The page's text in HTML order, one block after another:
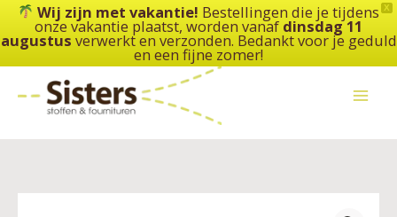
X
Wij zijn met vakantie! Bestellingen die je tijdens
onze vakantie plaatst, worden vanaf dinsdag 11
augustus verwerkt en verzonden. Bedankt voor je geduld
en een fijne zomer!
de
inhoud